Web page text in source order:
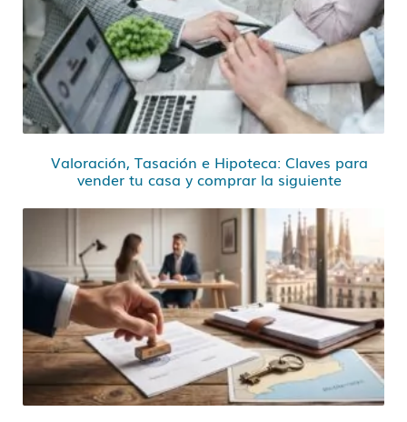
Valoración, Tasación e Hipoteca: Claves para
vender tu casa y comprar la siguiente